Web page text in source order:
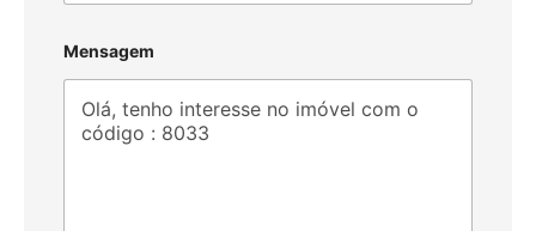
i
t
e
d
Mensagem